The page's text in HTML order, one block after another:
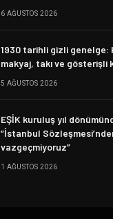
6 AĞUSTOS 2026
1930 tarihli gizli genelge:
makyaj, takı ve gösterişli
5 AĞUSTOS 2026
EŞİK kuruluş yıl
“İstanbul
vazgeçmiyoruz”
1 AĞUSTOS 2026